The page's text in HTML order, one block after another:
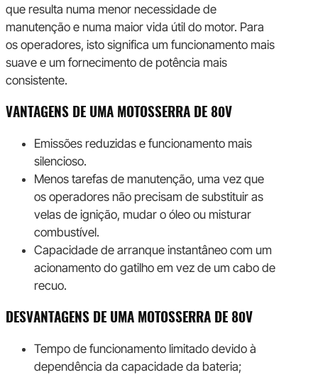
que resulta numa menor necessidade de
manutenção e numa maior vida útil do motor. Para
os operadores, isto significa um funcionamento mais
suave e um fornecimento de potência mais
consistente.
VANTAGENS DE UMA MOTOSSERRA DE 80V
Emissões reduzidas e funcionamento mais
silencioso.
Menos tarefas de manutenção, uma vez que
os operadores não precisam de substituir as
velas de ignição, mudar o óleo ou misturar
combustível.
Capacidade de arranque instantâneo com um
acionamento do gatilho em vez de um cabo de
recuo.
DESVANTAGENS DE UMA MOTOSSERRA DE 80V
Tempo de funcionamento limitado devido à
dependência da capacidade da bateria;